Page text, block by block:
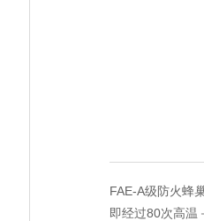
FAE-A级防火蜂
即经过80次高温